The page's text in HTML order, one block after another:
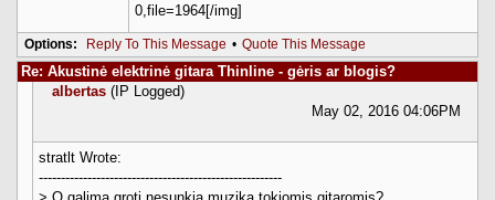
0,file=1964[/img]
Options: Reply To This Message • Quote This Message
Re: Akustinė elektrinė gitara Thinline - gėris ar blogis?
albertas (IP Logged)
May 02, 2016 04:06PM
stratlt Wrote:
-------------------------------------------------------